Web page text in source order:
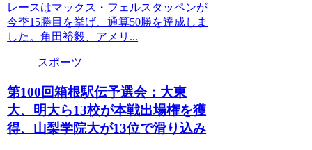
レースはマックス・フェルスタッペンが
今季15勝目を挙げ、通算50勝を達成しま
した。角田裕毅、アメリ...
スポーツ
第100回箱根駅伝予選会：大東
大、明大ら13校が本戦出場権を獲
得、山梨学院大が13位で滑り込み